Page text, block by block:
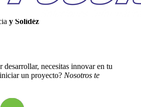
y Solidéz
y Solidéz
Procesos
desarrollar, necesitas innovar en tu
un proyecto? Nosotros te